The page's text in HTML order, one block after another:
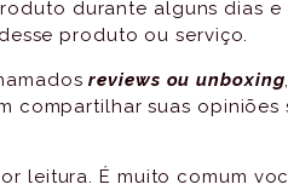
durante alguns dias e
produto ou serviço.
reviews ou unboxing
compartilhar suas opiniões
leitura. É muito comum